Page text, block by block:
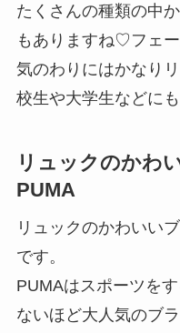
たくさんの種類の中
もありますね♡フェ
気のわりにはかなり
校生や大学生などに
リュックのかわ
PUMA
リュックのかわいい
です。
PUMAはスポーツを
ないほど大人気のブ